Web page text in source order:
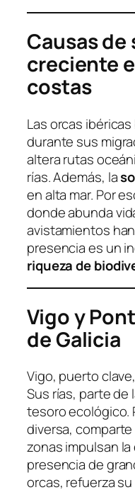
Causas de
creciente
costas
Las orcas
durante sus
altera rutas
rías. Además, la
en alta mar. Por
donde abunda
avistamientos
presencia es un
riqueza de
Vigo y
de Galicia
Vigo, puerto
Sus rías, parte de
tesoro ecológico.
diversa,
zonas impulsan
presencia de
orcas, refuerza